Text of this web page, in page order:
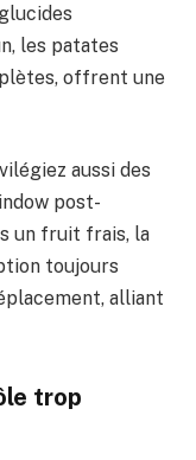
les patates
offrent une
aussi des
post-
un fruit frais, la
toujours
alliant
trop